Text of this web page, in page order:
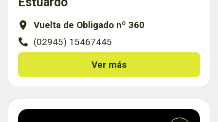
Vuelta de Obligado nº 360
(02945) 15467445
Ver más